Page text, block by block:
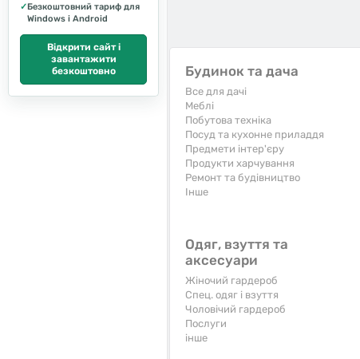
✓Безкоштовний тариф для
Windows і Android
Відкрити сайт і
завантажити
безкоштовно
Будинок та дача
Все для дачі
Меблі
Побутова техніка
Посуд та кухонне приладдя
Предмети інтер'єру
Продукти харчування
Ремонт та будівництво
Iнше
Одяг, взуття та
аксесуари
Жіночий гардероб
Спец. одяг і взуття
Чоловічий гардероб
Послуги
інше